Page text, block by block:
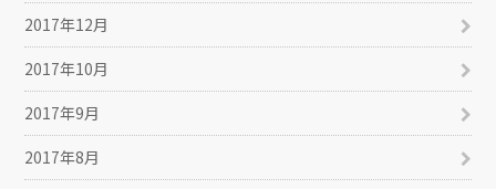
2017年12月
2017年10月
2017年9月
2017年8月